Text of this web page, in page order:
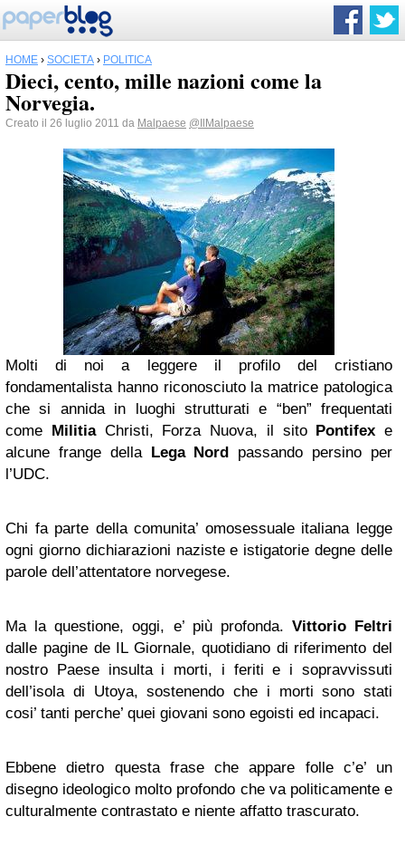
HOME › SOCIETÀ › POLITICA
Dieci, cento, mille nazioni come la
Norvegia.
Creato il 26 luglio 2011 da Malpaese @IlMalpaese
Molti di noi a leggere il profilo del cristiano
fondamentalista hanno riconosciuto la matrice patologica
che si annida in luoghi strutturati e “ben” frequentati
come MilitiaChristi, Forza Nuova, il sito Pontifex e
alcune frange della Lega Nord passando persino per
l’UDC.
Chi fa parte della comunita’ omosessuale italiana legge
ogni giorno dichiarazioni naziste e istigatorie degne delle
parole dell’attentatore norvegese.
Ma la questione, oggi, e’ più profonda. Vittorio Feltri
dalle pagine de IL Giornale, quotidiano di riferimento del
nostro Paese insulta i morti, i feriti e i sopravvissuti
dell’isola di Utoya, sostenendo che i morti sono stati
cosi’ tanti perche’ quei giovani sono egoisti ed incapaci.
Ebbene dietro questa frase che appare folle c’e’ un
disegno ideologico molto profondo che va politicamente e
culturalmente contrastato e niente affatto trascurato.